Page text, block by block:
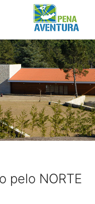
pelo NORTE